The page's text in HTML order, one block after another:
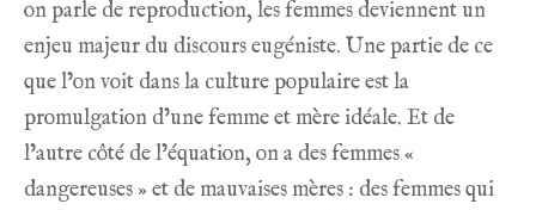
on parle de reproduction, les femmes deviennent un
enjeu majeur du discours eugéniste. Une partie de ce
que l’on voit dans la culture populaire est la
promulgation d’une femme et mère idéale. Et de
l’autre côté de l’équation, on a des femmes «
dangereuses » et de mauvaises mères : des femmes qui